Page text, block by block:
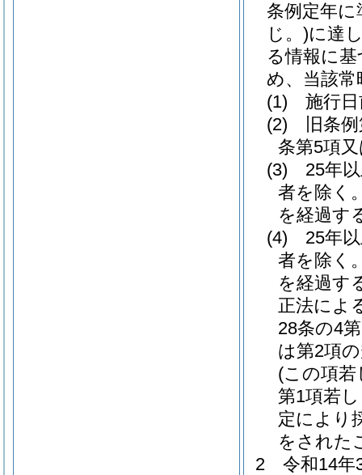
条例定年
じ。)に達
る情報に
め、当該
(1)
施行
(2)
旧条
条第5項
(3)
25年
者を除く
を経過す
(4)
25年
者を除く
を経過す
正法によ
28条の4
は第2項
(この項若
第1項若
定により
をされた
2
令和14年